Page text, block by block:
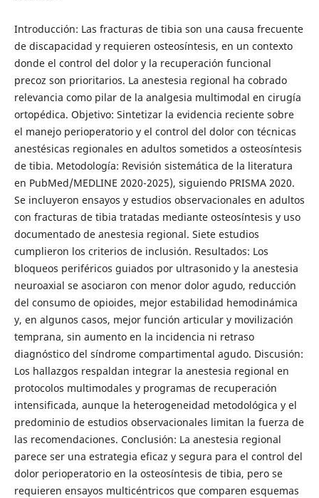
Introducción: Las fracturas de tibia son una causa frecuente
de discapacidad y requieren osteosíntesis, en un contexto
donde el control del dolor y la recuperación funcional
precoz son prioritarios. La anestesia regional ha cobrado
relevancia como pilar de la analgesia multimodal en cirugía
ortopédica. Objetivo: Sintetizar la evidencia reciente sobre
el manejo perioperatorio y el control del dolor con técnicas
anestésicas regionales en adultos sometidos a osteosíntesis
de tibia. Metodología: Revisión sistemática de la literatura
en PubMed/MEDLINE 2020-2025), siguiendo PRISMA 2020.
Se incluyeron ensayos y estudios observacionales en adultos
con fracturas de tibia tratadas mediante osteosíntesis y uso
documentado de anestesia regional. Siete estudios
cumplieron los criterios de inclusión. Resultados: Los
bloqueos periféricos guiados por ultrasonido y la anestesia
neuroaxial se asociaron con menor dolor agudo, reducción
del consumo de opioides, mejor estabilidad hemodinámica
y, en algunos casos, mejor función articular y movilización
temprana, sin aumento en la incidencia ni retraso
diagnóstico del síndrome compartimental agudo. Discusión:
Los hallazgos respaldan integrar la anestesia regional en
protocolos multimodales y programas de recuperación
intensificada, aunque la heterogeneidad metodológica y el
predominio de estudios observacionales limitan la fuerza de
las recomendaciones. Conclusión: La anestesia regional
parece ser una estrategia eficaz y segura para el control del
dolor perioperatorio en la osteosíntesis de tibia, pero se
requieren ensayos multicéntricos que comparen esquemas